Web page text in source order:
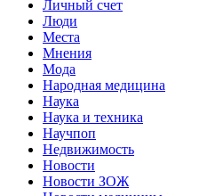
Личный счет
Люди
Места
Мнения
Мода
Народная медицина
Наука
Наука и техника
Научпоп
Недвижимость
Новости
Новости ЗОЖ